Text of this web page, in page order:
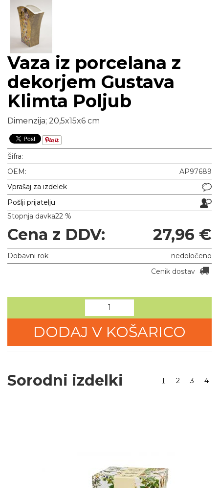
Vaza iz porcelana z
dekorjem Gustava
Klimta Poljub
Dimenzija; 20,5x15x6 cm
Šifra:
OEM:
AP97689
Vprašaj za izdelek
Pošlji prijatelju
Stopnja davka22 %
Cena z DDV: 27,96 €
Dobavni rok
nedoločeno
Cenik dostav
DODAJ V KOŠARICO
Sorodni izdelki 1 2 3 4